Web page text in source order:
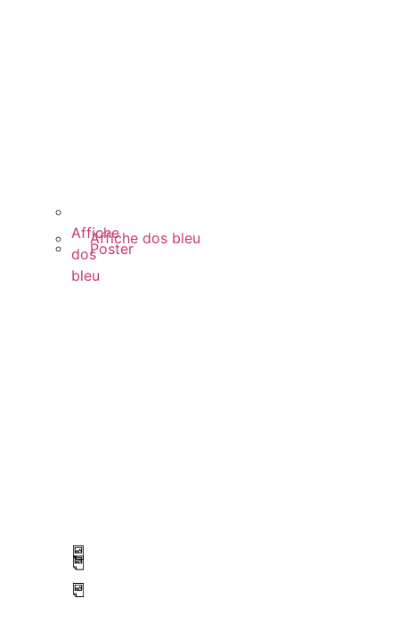
Poster
Affiche
dos
bleu
Affiche dos bleu